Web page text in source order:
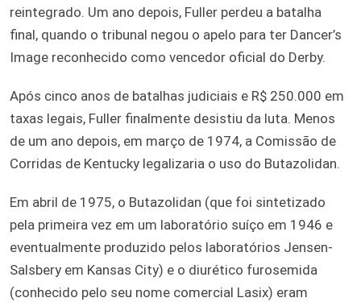
reintegrado. Um ano depois, Fuller perdeu a batalha
final, quando o tribunal negou o apelo para ter Dancer’s
Image reconhecido como vencedor oficial do Derby.
Após cinco anos de batalhas judiciais e R$ 250.000 em
taxas legais, Fuller finalmente desistiu da luta. Menos
de um ano depois, em março de 1974, a Comissão de
Corridas de Kentucky legalizaria o uso do Butazolidan.
Em abril de 1975, o Butazolidan (que foi sintetizado
pela primeira vez em um laboratório suíço em 1946 e
eventualmente produzido pelos laboratórios Jensen-
Salsbery em Kansas City) e o diurético furosemida
(conhecido pelo seu nome comercial Lasix) eram